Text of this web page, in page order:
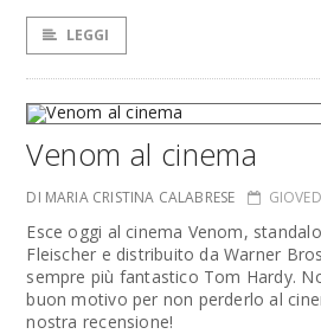
LEGGI
Venom al cinema
DI MARIA CRISTINA CALABRESE
Esce oggi al cinema Venom,
Fleischer e distribuito da Warner
sempre più fantastico Tom Hardy.
buon motivo per non perderlo al
nostra recensione!